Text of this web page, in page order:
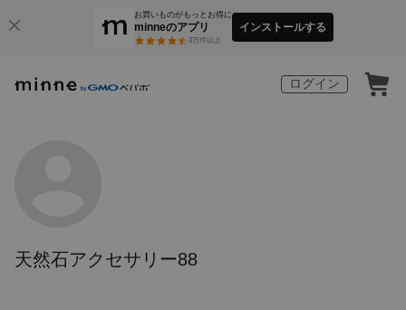
お買いものがもっとお得に
minneのアプリ
3万件以上
インストールする
ログイン
天然石アクセサリー88